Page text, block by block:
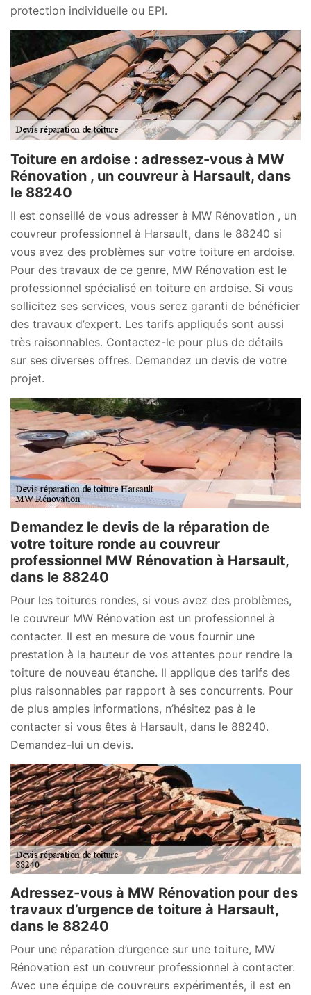
protection individuelle ou EPI.
Toiture en ardoise : adressez-vous à MW
Rénovation , un couvreur à Harsault, dans
le 88240
Il est conseillé de vous adresser à MW Rénovation , un
couvreur professionnel à Harsault, dans le 88240 si
vous avez des problèmes sur votre toiture en ardoise.
Pour des travaux de ce genre, MW Rénovation est le
professionnel spécialisé en toiture en ardoise. Si vous
sollicitez ses services, vous serez garanti de bénéficier
des travaux d’expert. Les tarifs appliqués sont aussi
très raisonnables. Contactez-le pour plus de détails
sur ses diverses offres. Demandez un devis de votre
projet.
Demandez le devis de la réparation de
votre toiture ronde au couvreur
professionnel MW Rénovation à Harsault,
dans le 88240
Pour les toitures rondes, si vous avez des problèmes,
le couvreur MW Rénovation est un professionnel à
contacter. Il est en mesure de vous fournir une
prestation à la hauteur de vos attentes pour rendre la
toiture de nouveau étanche. Il applique des tarifs des
plus raisonnables par rapport à ses concurrents. Pour
de plus amples informations, n’hésitez pas à le
contacter si vous êtes à Harsault, dans le 88240.
Demandez-lui un devis.
Adressez-vous à MW Rénovation pour des
travaux d’urgence de toiture à Harsault,
dans le 88240
Pour une réparation d’urgence sur une toiture, MW
Rénovation est un couvreur professionnel à contacter.
Avec une équipe de couvreurs expérimentés, il est en